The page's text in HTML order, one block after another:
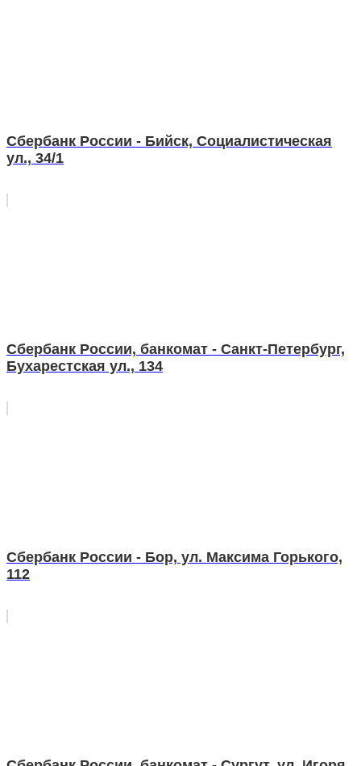
Сбербанк России - Бийск, Социалистическая
ул., 34/1
Сбербанк России, банкомат - Санкт-Петербург,
Бухарестская ул., 134
Сбербанк России - Бор, ул. Максима Горького,
112